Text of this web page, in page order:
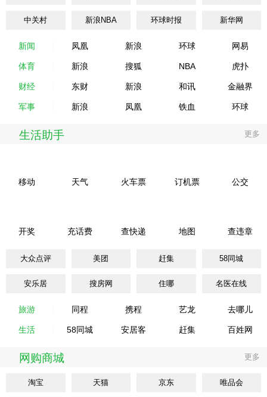
中关村 新浪NBA 环球时报 新华网
新闻 凤凰 新浪 环球 网易
体育 新浪 搜狐 NBA 虎扑
财经 东财 新浪 和讯 金融界
军事 新浪 凤凰 铁血 环球
生活助手 更多
移动 天气 火车票 订机票 公交
开奖 充话费 查快递 地图 查违章
大众点评 美团 赶集 58同城
安乐居 搜房网 住哪 名医在线
旅游 同程 携程 艺龙 去哪儿
生活 58同城 安居客 赶集 百姓网
网购商城 更多
淘宝 天猫 京东 唯品会